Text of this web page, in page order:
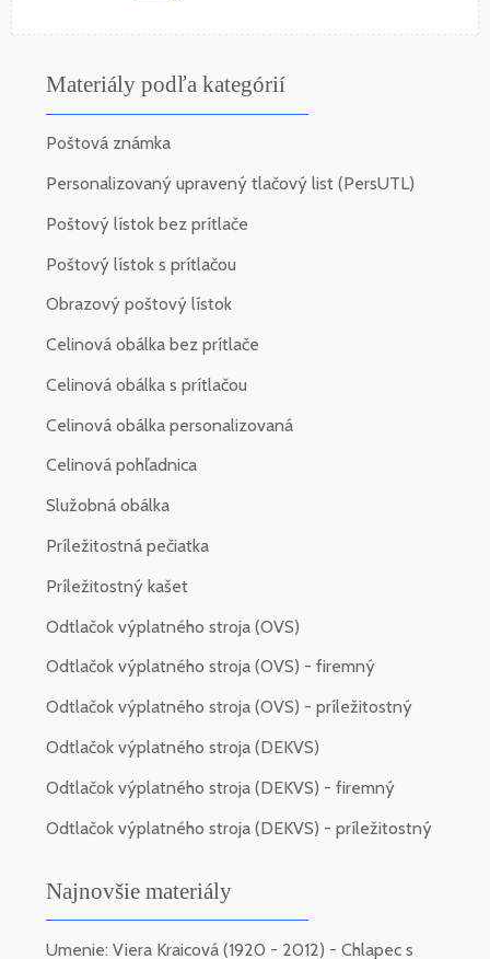
Materiály podľa kategórií
Poštová známka
Personalizovaný upravený tlačový list (PersUTL)
Poštový lístok bez prítlače
Poštový lístok s prítlačou
Obrazový poštový lístok
Celinová obálka bez prítlače
Celinová obálka s prítlačou
Celinová obálka personalizovaná
Celinová pohľadnica
Služobná obálka
Príležitostná pečiatka
Príležitostný kašet
Odtlačok výplatného stroja (OVS)
Odtlačok výplatného stroja (OVS) - firemný
Odtlačok výplatného stroja (OVS) - príležitostný
Odtlačok výplatného stroja (DEKVS)
Odtlačok výplatného stroja (DEKVS) - firemný
Odtlačok výplatného stroja (DEKVS) - príležitostný
Najnovšie materiály
Umenie: Viera Kraicová (1920 - 2012) - Chlapec s